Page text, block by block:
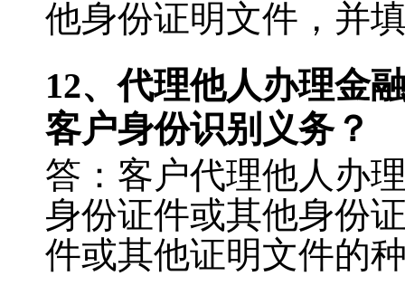
他身份证明文件，并
12、代理他人办理金
客户身份识别义务？
答：客户代理他人办
身份证件或其他身份
件或其他证明文件的